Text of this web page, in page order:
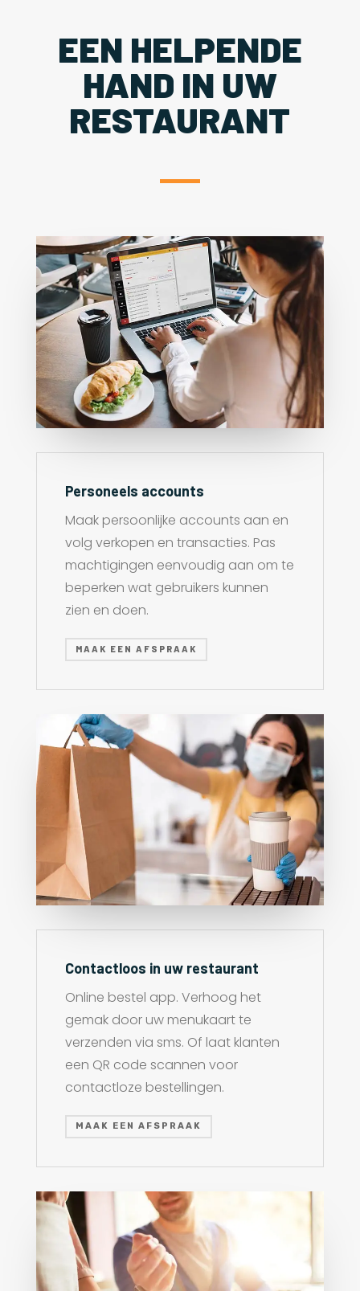
EEN HELPENDE
HAND IN UW
RESTAURANT
Personeels accounts
Maak persoonlijke accounts aan en
volg verkopen en transacties. Pas
machtigingen eenvoudig aan om te
beperken wat gebruikers kunnen
zien en doen.
MAAK EEN AFSPRAAK
Contactloos in uw restaurant
Online bestel app. Verhoog het
gemak door uw menukaart te
verzenden via sms. Of laat klanten
een QR code scannen voor
contactloze bestellingen.
MAAK EEN AFSPRAAK